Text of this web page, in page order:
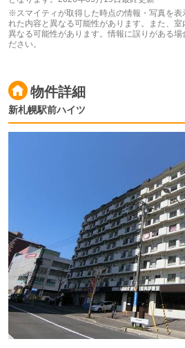
※スマイティが取得した時点の情報・写真を表
れた内容と異なる可能性があります。また、
異なる可能性があります。情報に誤りがある場
ださい。
物件詳細
新札幌駅前ハイツ